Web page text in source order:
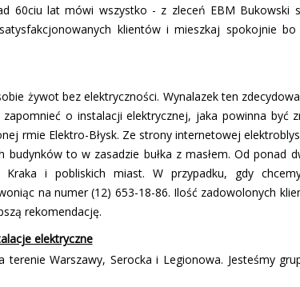
60ciu lat mówi wszystko - z zleceń EBM Bukowski
klientów i mieszkaj spokojnie
żywot bez elektryczności. Wynalazek ten
o instalacji elektrycznej, jaka powinna być
firmie Elektro-Błysk. Ze strony internetowej
budynków to w zasadzie bułka z masłem. Od ponad
i pobliskich miast. W przypadku, gdy
na numer (12) 653-18-86. Ilość zadowolonych
rekomendację.
elektryczne
Warszawy, Serocka i Legionowa. Jesteśmy